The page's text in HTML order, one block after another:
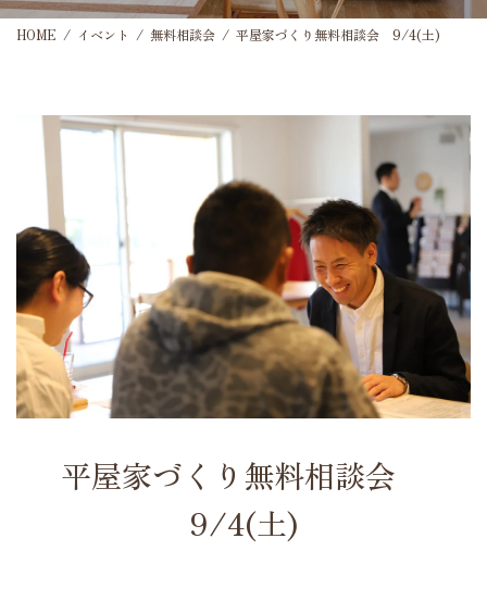
HOME イベント 無料相談会 平屋家づくり無料相談会 9/4(土)
平屋家づくり無料相談会
9/4(土)